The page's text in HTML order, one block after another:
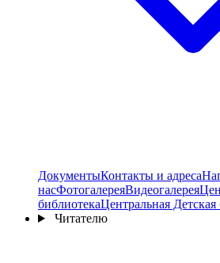
ДокументыКонтакты и адреса
насФотогалереяВидеогалерея
библиотекаЦентральная Детская
Читателю